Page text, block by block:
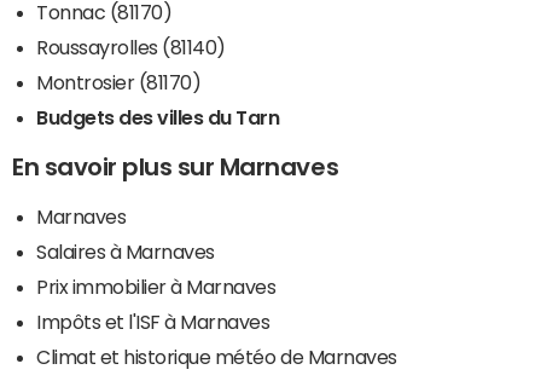
Tonnac (81170)
Roussayrolles (81140)
Montrosier (81170)
Budgets des villes du Tarn
En savoir plus sur Marnaves
Marnaves
Salaires à Marnaves
Prix immobilier à Marnaves
Impôts et l'ISF à Marnaves
Climat et historique météo de Marnaves